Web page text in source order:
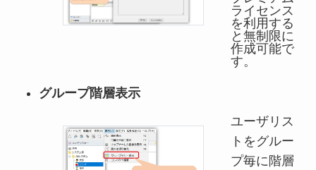
ライセンス
を利用する
と無制限に
作成可能で
す。
グループ階層表示
ユーザリス
トをグルー
プ毎に階層